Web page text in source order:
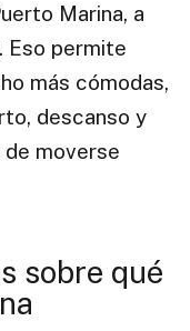
Marina, a
Eso permite
más cómodas,
descanso y
moverse
sobre qué